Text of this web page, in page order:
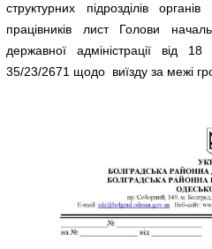
структурних підрозділів
працівників лист Голови
державної адміністрації
35/23/2671 щодо виїзду за межі